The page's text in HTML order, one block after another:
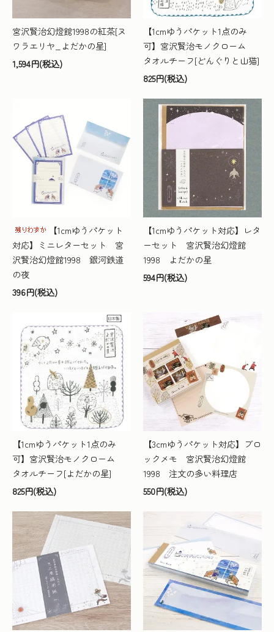
宮沢賢治幻燈館1998の紅茶[ヌ
ワラエリヤ_よだかの星]
1,594円(税込)
【1cmゆうパケット1点のみ
可】宮沢賢治モノクローム
タオルチーフ[どんぐりと山猫]
825円(税込)
【1cmゆうパケット
対応】ミニレターセット 宮
沢賢治幻燈館1998 銀河鉄道
の夜
396円(税込)
【1cmゆうパケット対応】レタ
ーセット 宮沢賢治幻燈館
1998 よだかの星
594円(税込)
【1cmゆうパケット1点のみ
可】宮沢賢治モノクローム
タオルチーフ[よだかの星]
825円(税込)
【3cmゆうパケット対応】ブロ
ックメモ 宮沢賢治幻燈館
1998 注文の多い料理店
550円(税込)